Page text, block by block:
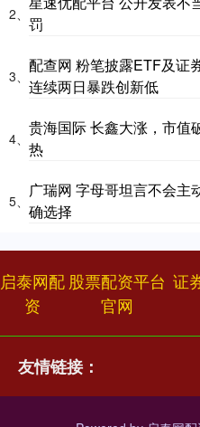
2、 罚
3、
配查网 粉笔披露ETF及证
连续两日暴跌创新低
4、
贵海国际 长鑫大涨，市值
热
5、
广瑞网 字母哥坦言不会主
确选择
启泰网配
资
股票配资平台
官网
证
友情链接：